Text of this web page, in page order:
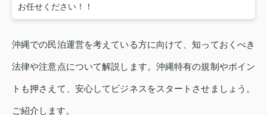
お任せください！！
沖縄での民泊運営を考えている方に向けて、知っておくべき
法律や注意点について解説します。沖縄特有の規制やポイン
トも押さえて、安心してビジネスをスタートさせましょう。
ご紹介します。